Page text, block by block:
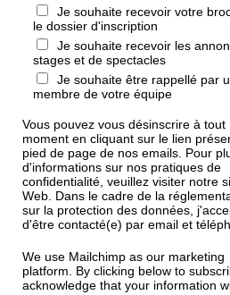
Je souhaite recevoir votre
le dossier d'inscription
Je souhaite recevoir les
stages et de spectacles
Je souhaite être rappellé par
membre de votre équipe
Vous pouvez vous désinscrire à tout
moment en cliquant sur le lien
pied de page de nos emails. Pour
d'informations sur nos pratiques de
confidentialité, veuillez visiter notre
Web. Dans le cadre de la
sur la protection des données,
d'être contacté(e) par email et
We use Mailchimp as our marketing
platform. By clicking below to
acknowledge that your information